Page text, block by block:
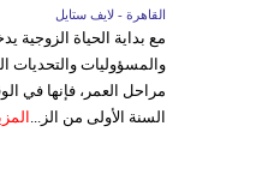
القاهرة - لايف ستايل
مع بداية الحياة الزوجية
والمسؤوليات والتحديات
مراحل العمر، فإنها في
السنة الأولى من الز...